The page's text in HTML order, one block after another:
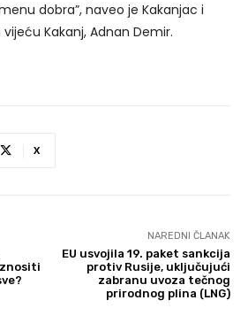
dobra”, naveo je Kakanjac i
Kakanj, Adnan Demir.
X
NAREDNI ČLANAK
EU usvojila 19. paket sankcija
protiv Rusije, uključujući
zabranu uvoza tečnog
prirodnog plina (LNG)